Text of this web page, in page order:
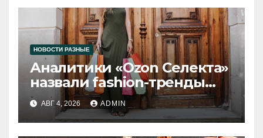
НОВОСТИ РАЗНЫЕ
Аналитики «Ozon Селекта»
назвали fashion-тренды
2026 года
АВГ 4, 2026 ADMIN